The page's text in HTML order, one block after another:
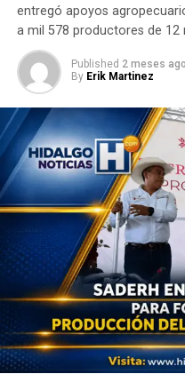
entregó apoyos
a mil 578 productores de 12
Published 2 meses ago
By Erik Martinez